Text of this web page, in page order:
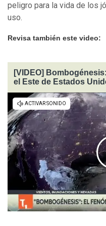
peligro para la vida de los
uso.
Revisa también este video:
[VIDEO]
el Este de Estados